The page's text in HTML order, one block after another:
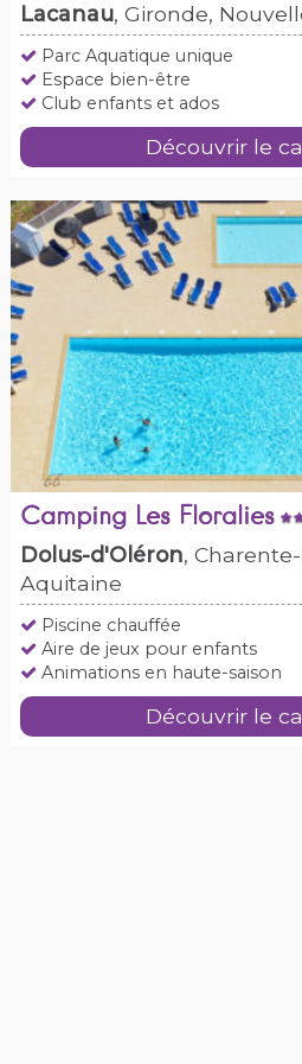
Lacanau, Gironde,
Parc Aquatique unique
Espace bien-être
Club enfants et ados
Découvrir le
Camping Les Floralies
Dolus-d'Oléron,
Aquitaine
Piscine chauffée
Aire de jeux pour enfants
Animations en haute-saison
Découvrir le